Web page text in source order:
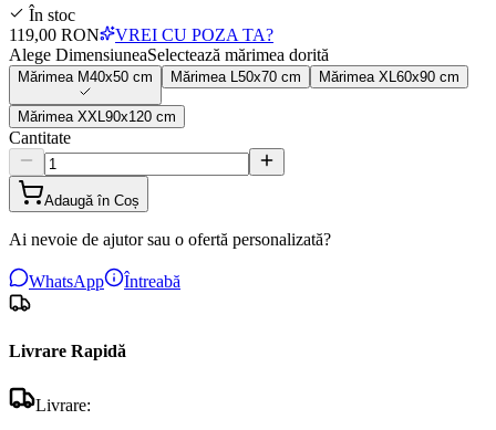
În stoc
119,00 RON
VREI CU POZA TA?
Alege DimensiuneaSelectează mărimea dorită
Mărimea M40x50 cm Mărimea 50x70 cm Mărimea XL 60x90 cm
Mărimea XXL 90x120 cm
Cantitate
Adaugă în Coș
Ai nevoie de ajutor sau o ofertă personalizată?
WhatsApp Întreabă
Livrare Rapidă
Livrare: